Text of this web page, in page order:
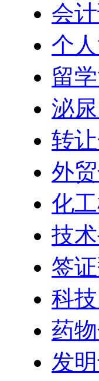
会
个
留
泌
转
外
化
技
签
科
药
发